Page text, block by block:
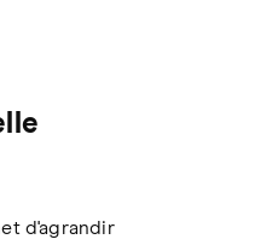
d'agrandir